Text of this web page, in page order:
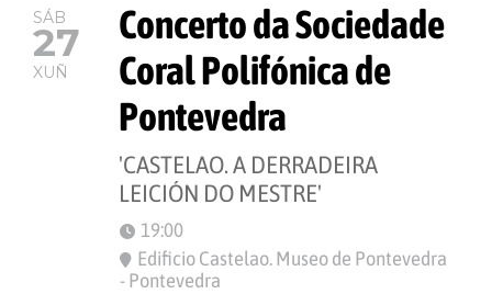
SÁB
27
XUÑ
Concerto da Sociedade
Coral Polifónica de
Pontevedra
'CASTELAO. A DERRADEIRA
LEICIÓN DO MESTRE'
19:00
Edificio Castelao. Museo de Pontevedra
- Pontevedra